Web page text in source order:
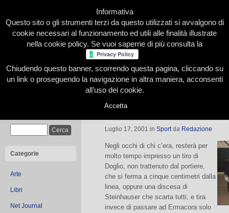
Home Presentazione Redazione Le nostre firme
Categorie
Arte
Libri
Net Journal
I Draghi mettono paura
Luglio 17, 2001 in Sportda Redazione
Negli occhi di chi c’era, resterà per
molto tempo impresso un tiro di
Doglio, non trattenuto dal portiere,
che si ferma a cinque centimetri dalla
linea, oppure una discesa di
Steinhauser che scarta tutti, e tira
invece di passare ad Ermacora solo
Informativa
Questo sito o gli strumenti terzi da questo utilizzati si avvalgono di
cookie necessari al funzionamento ed utili alle finalità illustrate
nella cookie policy. Se vuoi saperne di più consulta la
Chiudendo questo banner, scorrendo questa pagina, cliccando su
un link o proseguendo la navigazione in altra maniera, acconsenti
all’uso dei cookie.
Accetta